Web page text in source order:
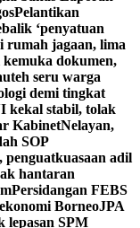
Pelantikan
‘penyatuan
rumah jagaan, lima
kemuka dokumen,
seru warga
demi tingkat
kekal stabil, tolak
KabinetNelayan,
SOP
adil
hantaran
Persidangan FEBS
BorneoJPA
lepasan SPM